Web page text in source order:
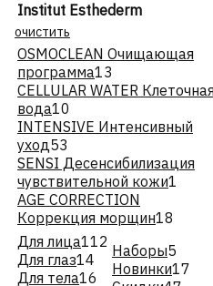
Institut Esthederm
очистить
OSMOCLEAN Очищающая
программа13
CELLULAR WATER Клеточная
вода10
INTENSIVE Интенсивный
уход53
SENSI Десенсибилизация
чувствительной кожи1
AGE CORRECTION
Коррекция морщин18
Для лица112
Для глаз14
Для тела16
Наборы5
Новинки17